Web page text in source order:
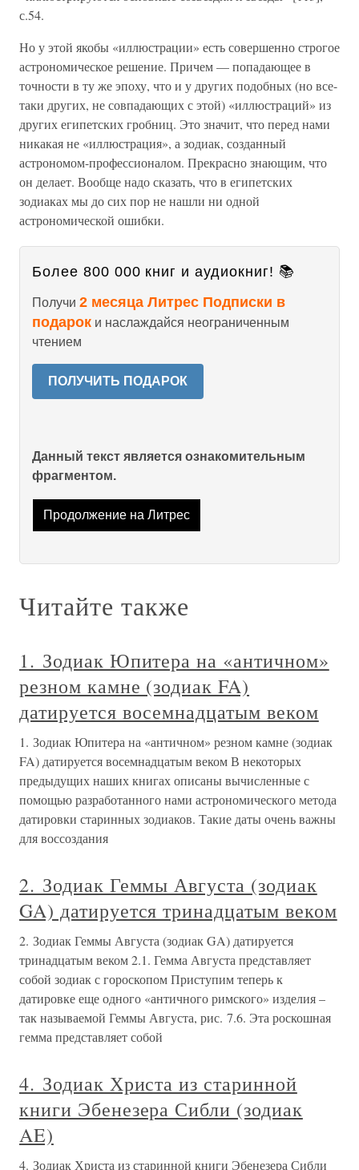
с.54.
Но у этой якобы «иллюстрации» есть совершенно строгое
астрономическое решение. Причем — попадающее в
точности в ту же эпоху, что и у других подобных (но все-
таки других, не совпадающих с этой) «иллюстраций» из
других египетских гробниц. Это значит, что перед нами
никакая не «иллюстрация», а зодиак, созданный
астрономом-профессионалом. Прекрасно знающим, что
он делает. Вообще надо сказать, что в египетских
зодиаках мы до сих пор не нашли ни одной
астрономической ошибки.
Более 800 000 книг и аудиокниг! 📚
Получи 2 месяца Литрес Подписки в
подарок и наслаждайся неограниченным
чтением
ПОЛУЧИТЬ ПОДАРОК
Данный текст является ознакомительным
фрагментом.
Продолжение на Литрес
Читайте также
1. Зодиак Юпитера на «античном»
резном камне (зодиак FA)
датируется восемнадцатым веком
1. Зодиак Юпитера на «античном» резном камне (зодиак
FA) датируется восемнадцатым веком В некоторых
предыдущих наших книгах описаны вычисленные с
помощью разработанного нами астрономического метода
датировки старинных зодиаков. Такие даты очень важны
для воссоздания
2. Зодиак Геммы Августа (зодиак
GA) датируется тринадцатым веком
2. Зодиак Геммы Августа (зодиак GA) датируется
тринадцатым веком 2.1. Гемма Августа представляет
собой зодиак с гороскопом Приступим теперь к
датировке еще одного «античного римского» изделия –
так называемой Геммы Августа, рис. 7.6. Эта роскошная
гемма представляет собой
4. Зодиак Христа из старинной
книги Эбенезера Сибли (зодиак
AE)
4. Зодиак Христа из старинной книги Эбенезера Сибли